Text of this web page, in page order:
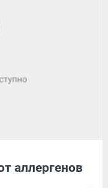
аллергенов